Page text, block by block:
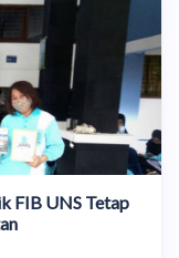
FIB UNS Tetap